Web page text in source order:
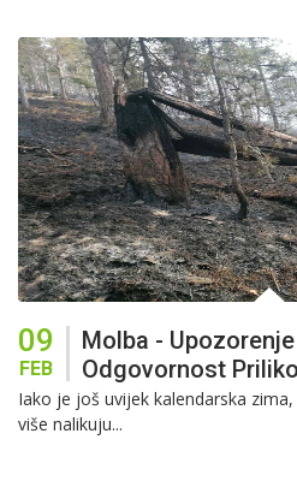
09
FEB
Molba -
Odgovornost
Iako je još uvijek kalendarska
više nalikuju...